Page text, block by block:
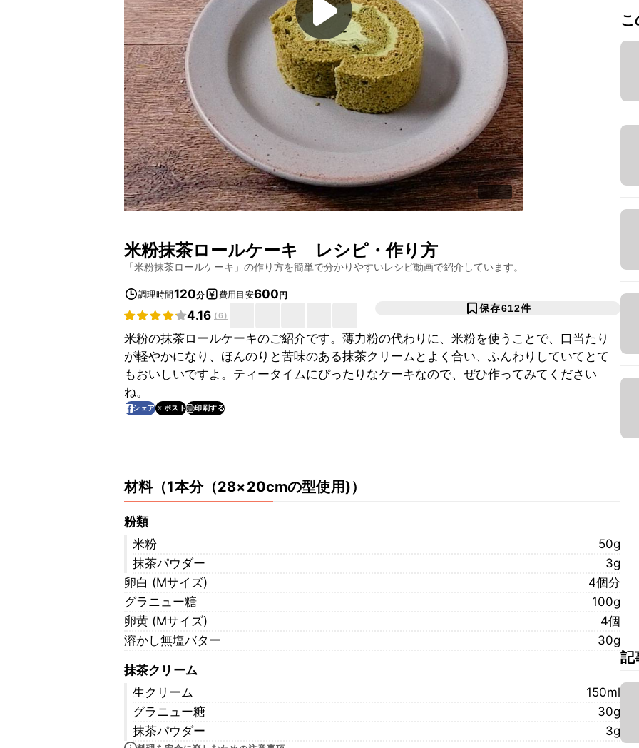
米粉抹茶ロールケーキ レシピ・作り方
「米粉抹茶ロールケーキ 」の作り方を簡単で分かりやすいレシピ動画で紹介しています。
調理時間120分 費用目安600円
4.16 (6)
保存612件
米粉の抹茶ロールケーキのご紹介です。薄力粉の代わりに、米粉を使うことで、口当たり
が軽やかになり、ほんのりと苦味のある抹茶クリームとよく合い、ふんわりしていてとて
もおいしいですよ。ティータイムにぴったりなケーキなので、ぜひ作ってみてください
ね。
シェア ポスト 印刷する
材料（1本分（28×20cmの型使用)）
粉類
米粉
50g
抹茶パウダー
3g
卵白 (Ⅿサイズ)
4個分
グラニュー糖
100g
卵黄 (Mサイズ)
4個
溶かし無塩バター
30g
抹茶クリーム
生クリーム
150ml
グラニュー糖
30g
抹茶パウダー
3g
記